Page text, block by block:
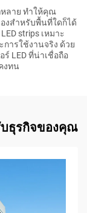
หลาย ทำให้คุณ
งสำหรับพื้นที่ใดก็ได้
strips เหมาะ
ารใช้งานจริง ด้วย
LED ที่น่าเชื่อถือ
งทน
ธุรกิจของคุณ